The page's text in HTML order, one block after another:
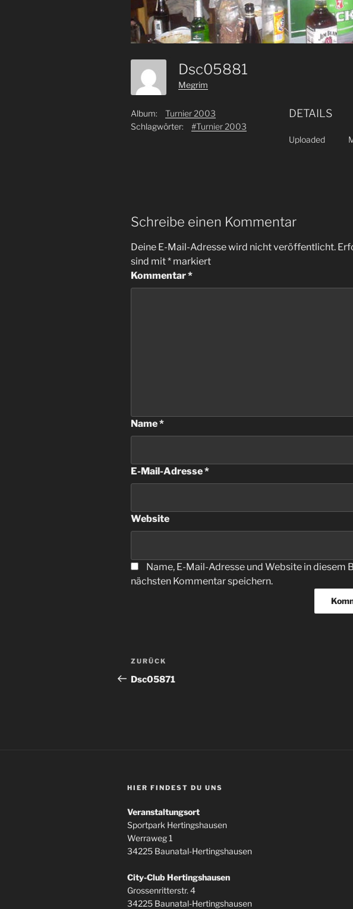
Dsc05881
Megrim
Album:
Turnier 2003
Schlagwörter:
#Turnier 2003
DETAILS
Uploaded
Schreibe einen Kommentar
Deine E-Mail-Adresse wird nicht veröffentlicht.
sind mit* markiert
Kommentar*
Name*
E-Mail-Adresse*
Website
Name, E-Mail-Adresse und Website in diesem
nächsten Kommentar speichern.
Beitragsnavigation
Vorheriger
Beitrag
ZURÜCK
Dsc05871
HIER FINDEST DU UNS
Veranstaltungsort
Sportpark Hertingshausen
Werraweg 1
34225 Baunatal-Hertingshausen
City-Club Hertingshausen
Grossenritterstr. 4
34225 Baunatal-Hertingshausen